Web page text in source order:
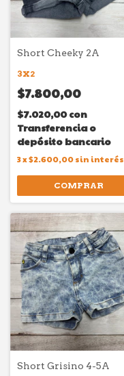
Short Cheeky 2A
3X2
$7.800,00
$7.020,00con
Transferencia o
depósito bancario
3x$2.600,00sin interés
COMPRAR
Short Grisino 4-5A